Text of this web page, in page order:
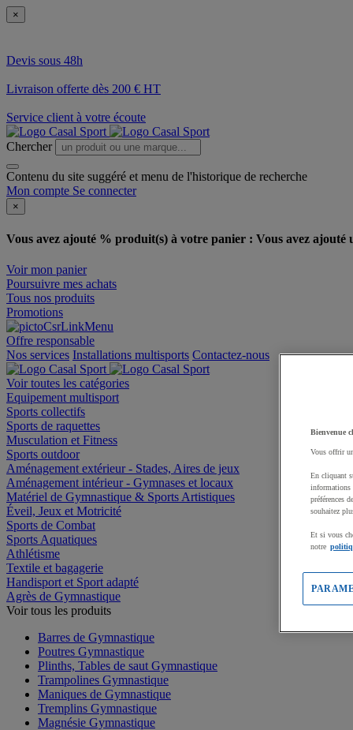
×
Devis sous 48h
Livraison offerte dès 200 € HT
Service client à votre écoute
Chercher
Contenu du site suggéré et menu de l'historique de recherche
Mon compte Se connecter
×
Vous avez ajouté % produit(s) à votre panier : Vous avez
Voir mon panier
Poursuivre mes achats
Tous nos produits
Promotions
Offre responsable
Nos services Installations multisports Contactez-nous
Voir toutes les catégories
Equipement multisport
Sports collectifs
Sports de raquettes
Musculation et Fitness
Sports outdoor
Aménagement extérieur - Stades, Aires de jeux
Aménagement intérieur - Gymnases et locaux
Matériel de Gymnastique & Sports Artistiques
Éveil, Jeux et Motricité
Sports de Combat
Sports Aquatiques
Athlétisme
Textile et bagagerie
Handisport et Sport adapté
Agrès de Gymnastique
Voir tous les produits
Barres de Gymnastique
Poutres Gymnastique
Plinths, Tables de saut Gymnastique
Trampolines Gymnastique
Maniques de Gymnastique
Tremplins Gymnastique
Magnésie Gymnastique
Bienvenue
Vous offrir
En cliquant
informations
préférences
souhaitez
Et si vous
notre